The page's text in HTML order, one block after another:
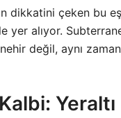
dikkatini çeken bu
yer alıyor.
değil, aynı